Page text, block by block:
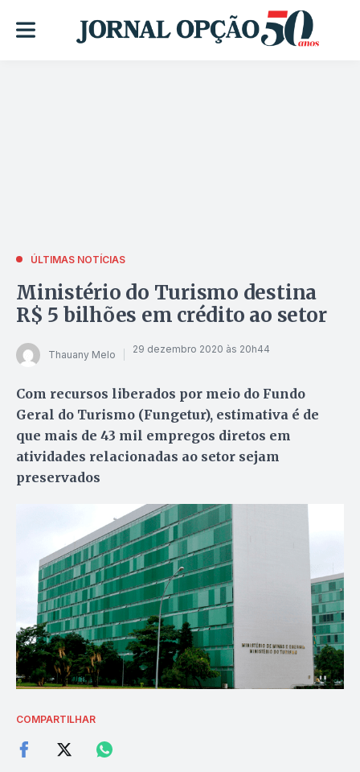
ÚLTIMAS NOTÍCIAS
Ministério do Turismo destina
R$ 5 bilhões em crédito ao setor
Thauany Melo 29 dezembro 2020 às 20h44
Com recursos liberados por meio do Fundo
Geral do Turismo (Fungetur), estimativa é de
que mais de 43 mil empregos diretos em
atividades relacionadas ao setor sejam
preservados
COMPARTILHAR